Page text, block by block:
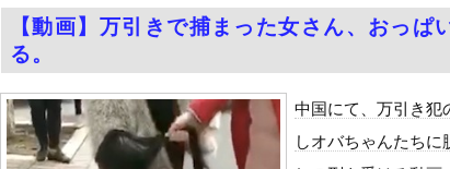
村重杏奈、写真集ヌードがエロい！乳首透け、巨乳おっぱいが最高過ぎる！
【東京】睡眠時無呼吸症候群診断後に死亡事故＝運転の無職男（３４）、
日産e-power、無給油で1980km走行しギネス記録を達成
結婚式の二次会で知り合った娘達と乱交した話
【朗報】大人気漫画「GANTZ」がAmazonでなんと全巻100円ｗｗｗｗｗｗ
中国「大洪水！」中国ダム「決壊」地元民「公式発表より死者多い！」中国
【動画】万引きで捕まった女さん、おっぱ
る。
中国にて、万引き犯
しオバちゃんたち